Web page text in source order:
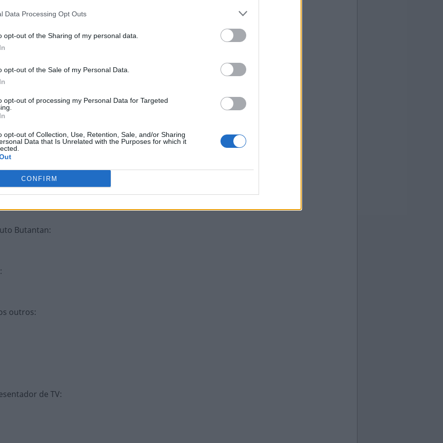
Data Processing Opt Outs
opt-out of the Sharing of my personal data.
opt-out of the Sale of my Personal Data.
opt-out of processing my Personal Data for Targeted
opt-out of Collection, Use, Retention, Sale, and/or Sharing
Data that Is Unrelated with the Purposes for which it
CONFIRM
Raider
to Mars:
Butantan:
:
outros:
de TV: